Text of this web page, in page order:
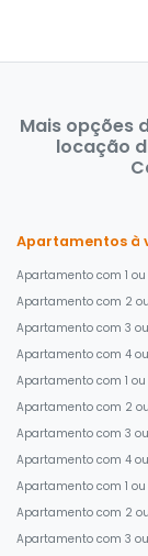
Mais opções
locação
Apartamentos à
Apartamento com 1
Apartamento com 2
Apartamento com 3
Apartamento com 4
Apartamento com 1
Apartamento com 2
Apartamento com 3
Apartamento com 4
Apartamento com 1
Apartamento com 2
Apartamento com 3